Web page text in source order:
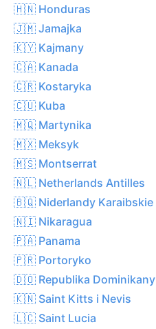
🇭🇳 Honduras
🇯🇲 Jamajka
🇰🇾 Kajmany
🇨🇦 Kanada
🇨🇷 Kostaryka
🇨🇺 Kuba
🇲🇶 Martynika
🇲🇽 Meksyk
🇲🇸 Montserrat
🇳🇱 Netherlands Antilles
🇧🇶 Niderlandy Karaibskie
🇳🇮 Nikaragua
🇵🇦 Panama
🇵🇷 Portoryko
🇩🇴 Republika Dominikany
🇰🇳 Saint Kitts i Nevis
🇱🇨 Saint Lucia